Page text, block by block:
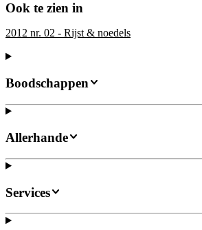
Ook te zien in
2012 nr. 02 - Rijst & noedels
Boodschappen
Allerhande
Services